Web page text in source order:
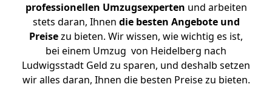
professionellen Umzugsexperten und arbeiten
stets daran, Ihnen die besten Angebote und
Preisezu bieten. Wir wissen, wie wichtig es ist,
bei einem Umzug von Heidelberg nach
Ludwigsstadt Geld zu sparen, und deshalb setzen
wir alles daran, Ihnen die besten Preise zu bieten.